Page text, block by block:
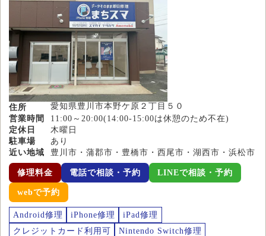
住所
愛知県豊川市本野ケ原２丁目５０
営業時間
11:00～20:00(14:00-15:00は休憩のため不在)
定休日
木曜日
駐車場
あり
近い地域
豊川市・蒲郡市・豊橋市・西尾市・湖西市・浜松市
修理料金 電話で相談・予約 LINEで相談・予約
webで予約
Android修理 iPhone修理
iPad修理
クレジットカード利用可
Nintendo Switch修理